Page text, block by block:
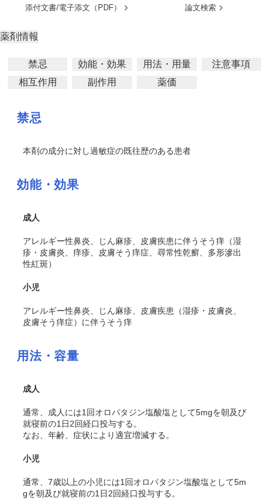
添付文書/電子添文（PDF） 論文検索
薬剤情報
禁忌 効能・効果 用法・用量
注意事項
相互作用
副作用 薬価
禁忌
本剤の成分に対し過敏症の既往歴のある患者
効能・効果
成人
アレルギー性鼻炎、じん麻疹、皮膚疾患に伴うそう痒（湿
疹・皮膚炎、痒疹、皮膚そう痒症、尋常性乾癬、多形滲出
性紅斑）
小児
アレルギー性鼻炎、じん麻疹、皮膚疾患（湿疹・皮膚炎、
皮膚そう痒症）に伴うそう痒
用法・容量
成人
通常、成人には1回オロパタジン塩酸塩として5mgを朝及び
就寝前の1日2回経口投与する。
なお、年齢、症状により適宜増減する。
小児
通常、7歳以上の小児には1回オロパタジン塩酸塩として5m
gを朝及び就寝前の1日2回経口投与する。